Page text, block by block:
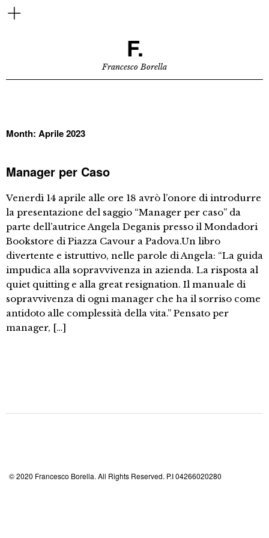
F.
Francesco Borella
Month: Aprile 2023
Manager per Caso
Venerdì 14 aprile alle ore 18 avrò l’onore di introdurre
la presentazione del saggio “Manager per caso” da
parte dell’autrice Angela Deganis presso il Mondadori
Bookstore di Piazza Cavour a Padova.Un libro
divertente e istruttivo, nelle parole di Angela: “La guida
impudica alla sopravvivenza in azienda. La risposta al
quiet quitting e alla great resignation. Il manuale di
sopravvivenza di ogni manager che ha il sorriso come
antidoto alle complessità della vita.” Pensato per
manager, […]
© 2020 Francesco Borella. All Rights Reserved. P.I 04266020280